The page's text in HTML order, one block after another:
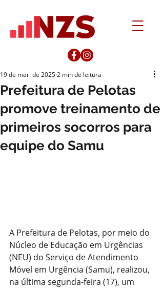
Prefeitura de Pelotas
promove treinamento de
primeiros socorros para
equipe do Samu
19 de mar. de 20252 min de leitura
A Prefeitura de Pelotas, por meio do
Núcleo de Educação em Urgências
(NEU) do Serviço de Atendimento
Móvel em Urgência (Samu), realizou,
na última segunda-feira (17), um